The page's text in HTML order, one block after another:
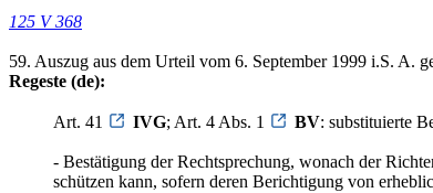
125 V 368
59. Auszug aus dem Urteil vom 6. September 1999 i.S. A.
Regeste (de):
Art. 41 IVG; Art. 4 Abs. 1 BV: substituierte
- Bestätigung der Rechtsprechung, wonach der
schützen kann, sofern deren Berichtigung von